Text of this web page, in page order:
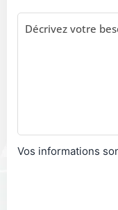
Vos informations